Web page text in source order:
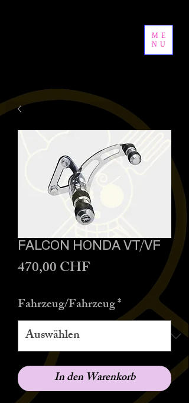
ME
NU
FALCON HONDA VT/VF
470,00 CHFPreis
Fahrzeug/Fahrzeug*
In den Warenkorb